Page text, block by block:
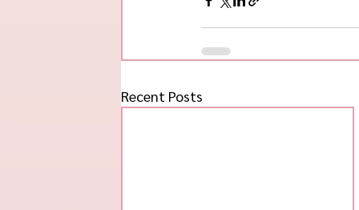
Recent Posts